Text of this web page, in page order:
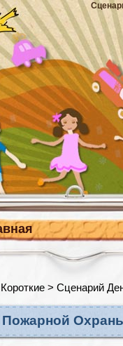
Короткие > Сценарий